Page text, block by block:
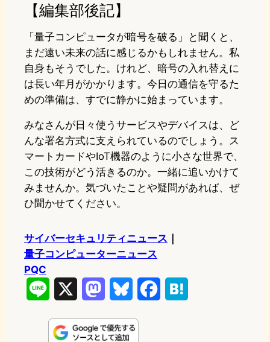
【編集部後記】
「量子コンピュータが暗号を破る」と聞くと、
まだ遠い未来の話に感じるかもしれません。私
自身もそうでした。けれど、暗号の入れ替えに
は長い年月がかかります。今日の通信を守るた
めの準備は、すでに静かに始まっています。
みなさんが日々使うサービスやデバイスは、ど
んな署名方式に支えられているのでしょう。ス
マートカードやIoT機器のように小さな世界で、
この技術がどう活きるのか。一緒に追いかけて
みませんか。気づいたことや疑問があれば、ぜ
ひ聞かせてください。
サイバーセキュリティニュース
量子コンピューターニュース
PQC
n
s
u